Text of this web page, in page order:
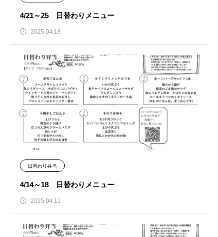
4/21～25 日替わりメニュー
2025.04.18
日替わり弁当
4/14～18 日替わりメニュー
2025.04.11